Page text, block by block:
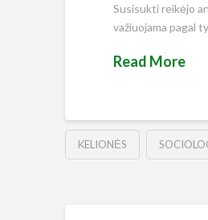
Susisukti reikėjo
važiuojama pagal
Read More
KELIONĖS